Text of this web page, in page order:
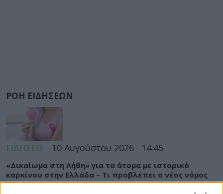
ΡΟΗ ΕΙΔΗΣΕΩΝ
ΕΙΔΗΣΕΙΣ 10 Αυγούστου 2026 14:45
«Δικαίωμα στη Λήθη» για τα άτομα με ιστορικό
καρκίνου στην Ελλάδα – Τι προβλέπει ο νέος νόμος